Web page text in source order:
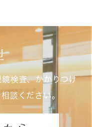
検査、かかりつけ
談ください。